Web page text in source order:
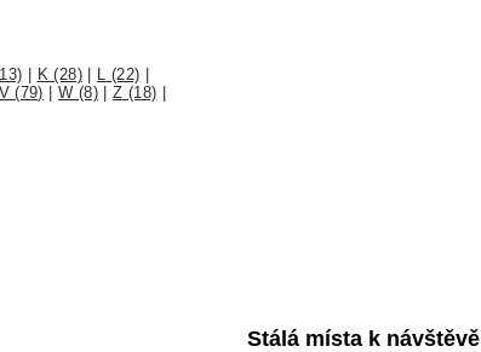
K (28)| L (22)
V (79) W (8)|Z (18)
Stálá místa k návštěvě